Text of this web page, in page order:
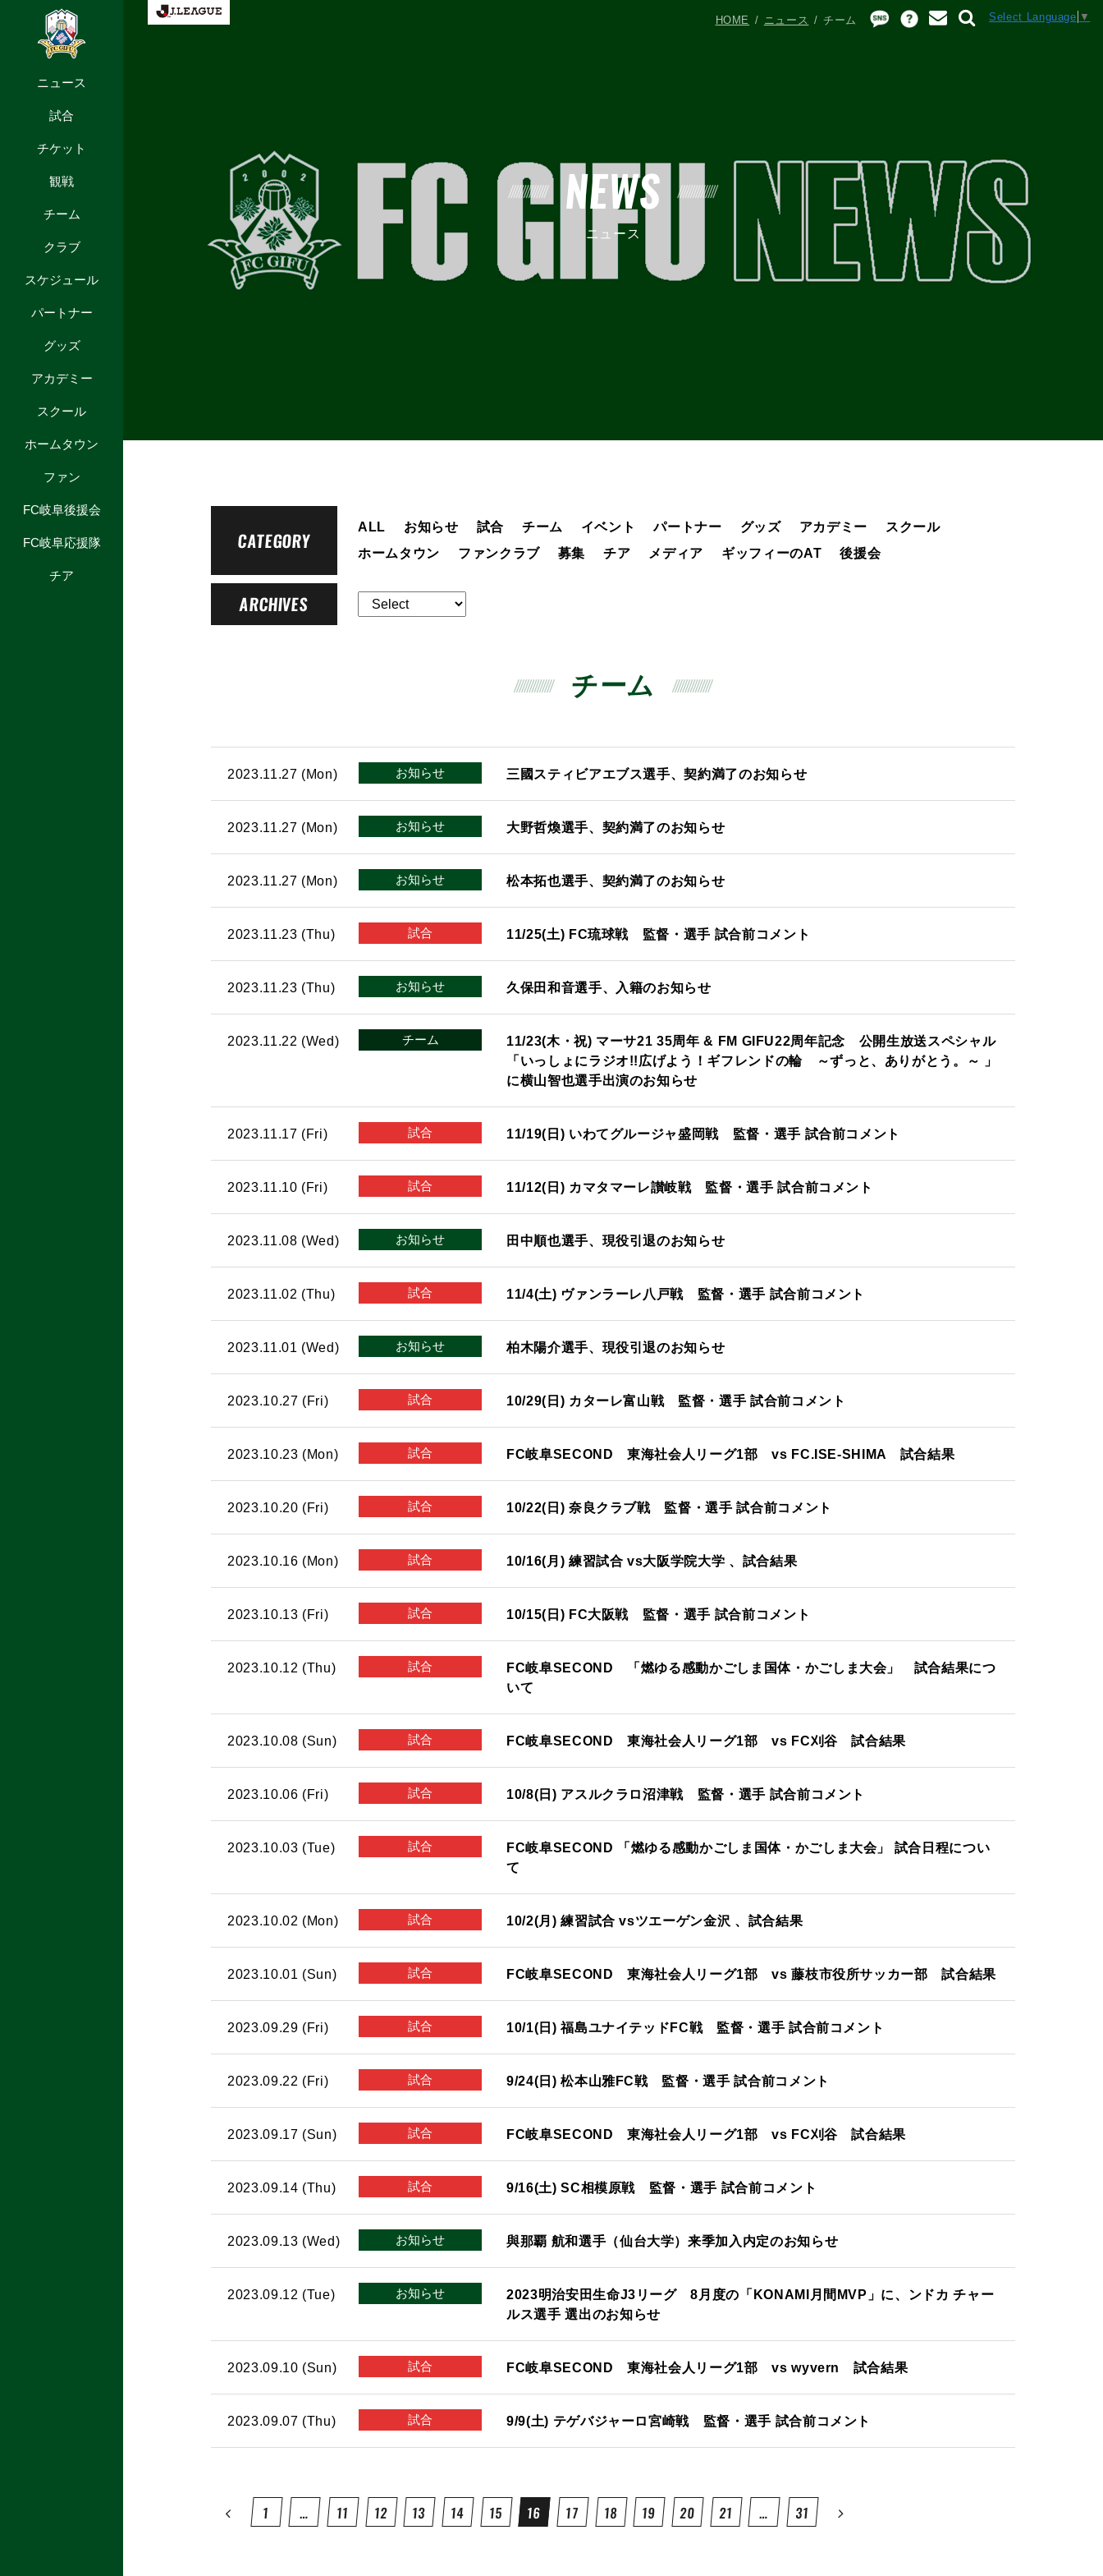
ニュース
試合
チケット
観戦
チーム
クラブ
スケジュール
パートナー
グッズ
アカデミー
スクール
ホームタウン
ファン
FC岐阜後援会
FC岐阜応援隊
チア
Select Language ▼
NEWS
ニュース
HOME ニュース チーム
CATEGORY
ALL お知らせ 試合 チーム イベント パートナー グッズ アカデミー
スクール
ホームタウン
ファンクラブ 募集 チア メディア ギッフィーのAT 後援会
ARCHIVES
チーム
2023.11.27 (Mon) お知らせ 三國スティビアエブス選手、契約満了のお知らせ
2023.11.27 (Mon) お知らせ 大野哲煥選手、契約満了のお知らせ
2023.11.27 (Mon) お知らせ 松本拓也選手、契約満了のお知らせ
2023.11.23 (Thu) 試合 11/25(土) FC琉球戦 監督・選手 試合前コメント
2023.11.23 (Thu) お知らせ 久保田和音選手、入籍のお知らせ
2023.11.22 (Wed) チーム
11/23(木・祝) マーサ21 35周年 & FM GIFU22周年記念 公開生放送スペシャル
「いっしょにラジオ!!広げよう！ギフレンドの輪 ～ずっと、ありがとう。～ 」
に横山智也選手出演のお知らせ
2023.11.17 (Fri) 試合 11/19(日) いわてグルージャ盛岡戦 監督・選手 試合前コメント
2023.11.10 (Fri) 試合 11/12(日) カマタマーレ讃岐戦 監督・選手 試合前コメント
2023.11.08 (Wed) お知らせ 田中順也選手、現役引退のお知らせ
2023.11.02 (Thu) 試合 11/4(土) ヴァンラーレ八戸戦 監督・選手 試合前コメント
2023.11.01 (Wed) お知らせ 柏木陽介選手、現役引退のお知らせ
2023.10.27 (Fri) 試合 10/29(日) カターレ富山戦 監督・選手 試合前コメント
2023.10.23 (Mon) 試合 FC岐阜SECOND 東海社会人リーグ1部 vs FC.ISE-SHIMA 試合結果
2023.10.20 (Fri) 試合 10/22(日) 奈良クラブ戦 監督・選手 試合前コメント
2023.10.16 (Mon) 試合 10/16(月) 練習試合 vs大阪学院大学 、試合結果
2023.10.13 (Fri) 試合 10/15(日) FC大阪戦 監督・選手 試合前コメント
2023.10.12 (Thu) 試合
FC岐阜SECOND 「燃ゆる感動かごしま国体・かごしま大会」 試合結果につ
いて
2023.10.08 (Sun) 試合 FC岐阜SECOND 東海社会人リーグ1部 vs FC刈谷 試合結果
2023.10.06 (Fri) 試合 10/8(日) アスルクラロ沼津戦 監督・選手 試合前コメント
2023.10.03 (Tue) 試合
FC岐阜SECOND 「燃ゆる感動かごしま国体・かごしま大会」 試合日程につい
て
2023.10.02 (Mon) 試合 10/2(月) 練習試合 vsツエーゲン金沢 、試合結果
2023.10.01 (Sun) 試合 FC岐阜SECOND 東海社会人リーグ1部 vs 藤枝市役所サッカー部 試合結果
2023.09.29 (Fri) 試合 10/1(日) 福島ユナイテッドFC戦 監督・選手 試合前コメント
2023.09.22 (Fri) 試合 9/24(日) 松本山雅FC戦 監督・選手 試合前コメント
2023.09.17 (Sun) 試合 FC岐阜SECOND 東海社会人リーグ1部 vs FC刈谷 試合結果
2023.09.14 (Thu) 試合 9/16(土) SC相模原戦 監督・選手 試合前コメント
2023.09.13 (Wed) お知らせ 與那覇 航和選手（仙台大学）来季加入内定のお知らせ
2023.09.12 (Tue) お知らせ
2023明治安田生命J3リーグ 8月度の「KONAMI月間MVP」に、ンドカ チャー
ルス選手 選出のお知らせ
2023.09.10 (Sun) 試合 FC岐阜SECOND 東海社会人リーグ1部 vs wyvern 試合結果
2023.09.07 (Thu) 試合 9/9(土) テゲバジャーロ宮崎戦 監督・選手 試合前コメント
1 … 11 12 13 14 15 16 17 18 19 20 21 … 31